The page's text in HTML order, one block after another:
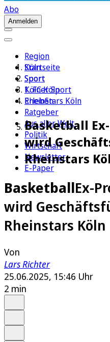
Abo
Anmelden
Region
Köln
Sport
1. FC Köln
Erleben
Ratgeber
Aus aller Welt
Politik
Wirtschaft
Newsletter
E-Paper
Startseite
Sport
Kölner Sport
RheinStars Köln
Basketball
wird
Rheinstars
BasketballEx-
wird
Rheinstars Köln
Von
Lars Richter
25.06.2025, 15:46 Uhr
2 min